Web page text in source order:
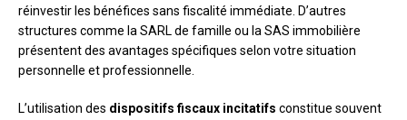
réinvestir les bénéfices sans fiscalité immédiate. D’autres
structures comme la SARL de famille ou la SAS immobilière
présentent des avantages spécifiques selon votre situation
personnelle et professionnelle.
L’utilisation des dispositifs fiscaux incitatifs constitue souvent